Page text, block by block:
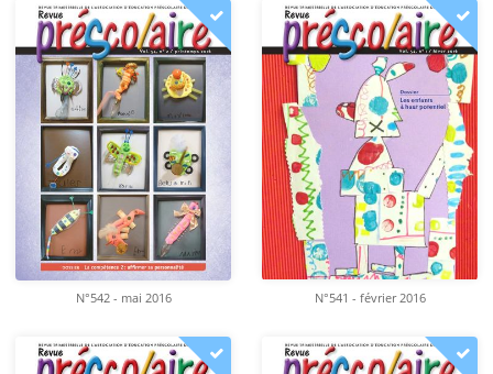
N°542 - mai 2016 N°541 - février 2016